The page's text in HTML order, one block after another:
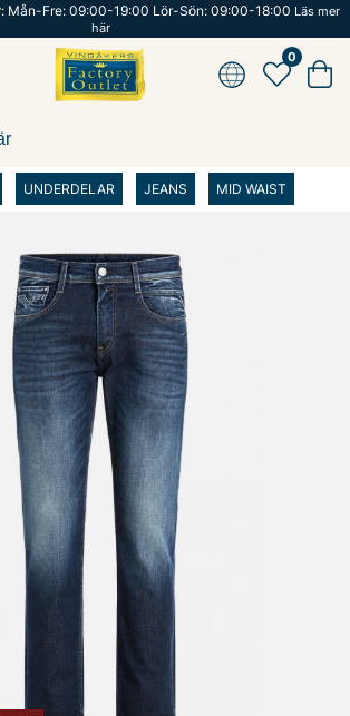
Mån-Fre: 09:00-19:00 Lör-Sön: 09:00-18:00 Läs mer
här
0
UNDERDELAR JEANS MID WAIST